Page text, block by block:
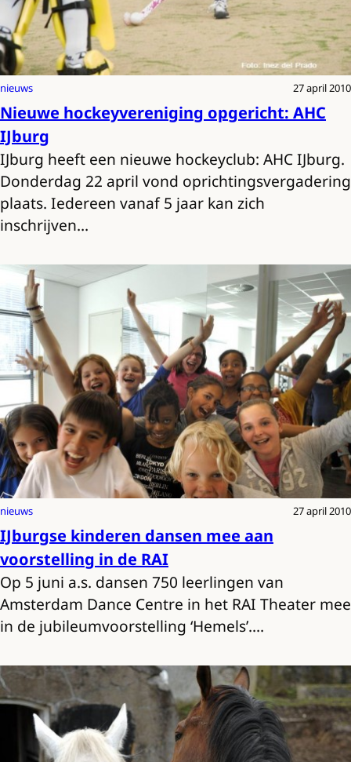
nieuws 27 april 2010
Nieuwe hockeyvereniging opgericht: AHC
IJburg
IJburg heeft een nieuwe hockeyclub: AHC IJburg.
Donderdag 22 april vond oprichtingsvergadering
plaats. Iedereen vanaf 5 jaar kan zich
inschrijven…
nieuws 27 april 2010
IJburgse kinderen dansen mee aan
voorstelling in de RAI
Op 5 juni a.s. dansen 750 leerlingen van
Amsterdam Dance Centre in het RAI Theater mee
in de jubileumvoorstelling ‘Hemels’.…